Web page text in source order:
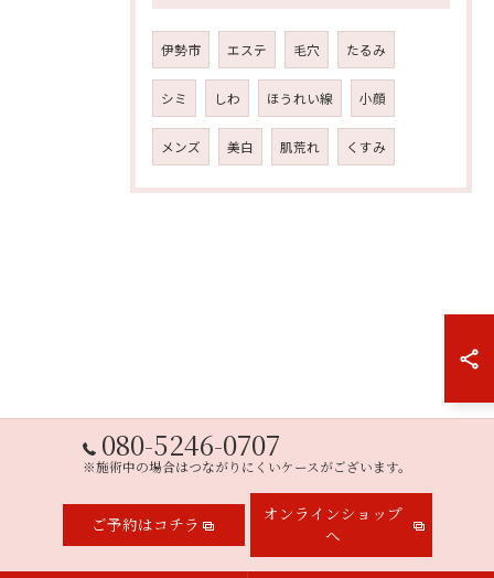
伊勢市 エステ 毛穴 たるみ
シミ しわ ほうれい線 小顔
メンズ 美白 肌荒れ くすみ
080-5246-0707
※施術中の場合はつながりにくいケースがございます。
ご予約はコチラ
オンラインショップ
へ